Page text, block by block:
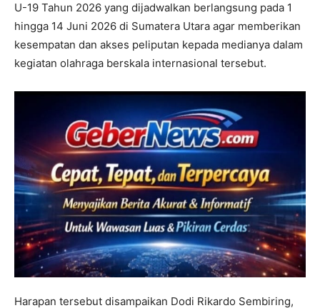
U-19 Tahun 2026 yang dijadwalkan berlangsung pada 1
hingga 14 Juni 2026 di Sumatera Utara agar memberikan
kesempatan dan akses peliputan kepada medianya dalam
kegiatan olahraga berskala internasional tersebut.
Harapan tersebut disampaikan Dodi Rikardo Sembiring,